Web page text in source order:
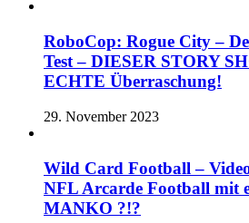
RoboCop: Rogue City –
Test – DIESER STORY
ECHTE Überraschung!
29. November 2023
Wild Card Football –
NFL Arcarde Football mit
MANKO ?!?